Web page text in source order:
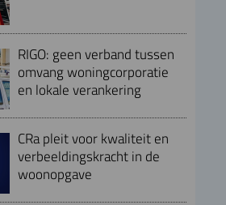
RIGO: geen verband tussen
omvang woningcorporatie
en lokale verankering
CRa pleit voor kwaliteit en
verbeeldingskracht in de
woonopgave